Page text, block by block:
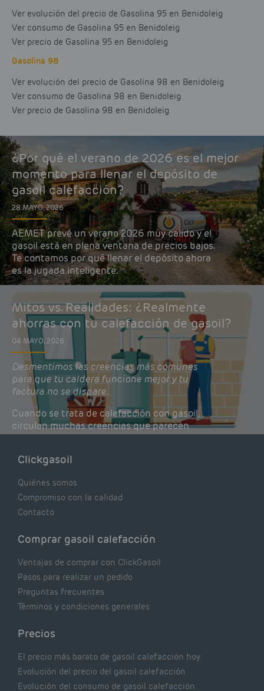
Ver evolución del precio de Gasolina 95 en Benidoleig
Ver consumo de Gasolina 95 en Benidoleig
Ver precio de Gasolina 95 en Benidoleig
Gasolina 98
Ver evolución del precio de Gasolina 98 en Benidoleig
Ver consumo de Gasolina 98 en Benidoleig
Ver precio de Gasolina 98 en Benidoleig
¿Por qué el verano de 2026 es el mejor
momento para llenar el depósito de
gasoil calefacción?
28 MAYO, 2026
AEMET prevé un verano 2026 muy cálido y el
gasoil está en plena ventana de precios bajos.
Te contamos por qué llenar el depósito ahora
es la jugada inteligente.
Mitos vs. Realidades: ¿Realmente
ahorras con tu calefacción de gasoil?
04 MAYO, 2026
Desmentimos las creencias más comunes
para que tu caldera funcione mejor y tu
factura no se dispare.
Cuando se trata de calefacción con gasoil,
circulan muchas creencias que parecen
lógicas pero que, en realidad, pueden estar
de tu caldera. Pocas se contrastan con lo que
Clickgasoil
Quiénes somos
Compromiso con la calidad
Contacto
Comprar gasoil calefacción
Ventajas de comprar con ClickGasoil
Pasos para realizar un pedido
Preguntas frecuentes
Términos y condiciones generales
Precios
El precio más barato de gasoil calefacción hoy
Evolución del precio del gasoil calefacción
Evolución del consumo de gasoil calefacción